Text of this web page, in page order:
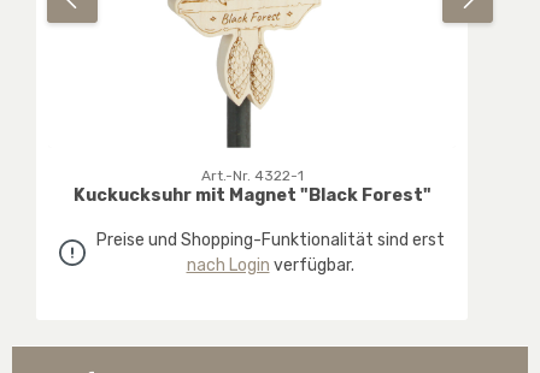
Art.-Nr. 4322-1
Kuckucksuhr mit Magnet "Black Forest"
Preise und Shopping-Funktionalität sind erst
nach Login verfügbar.